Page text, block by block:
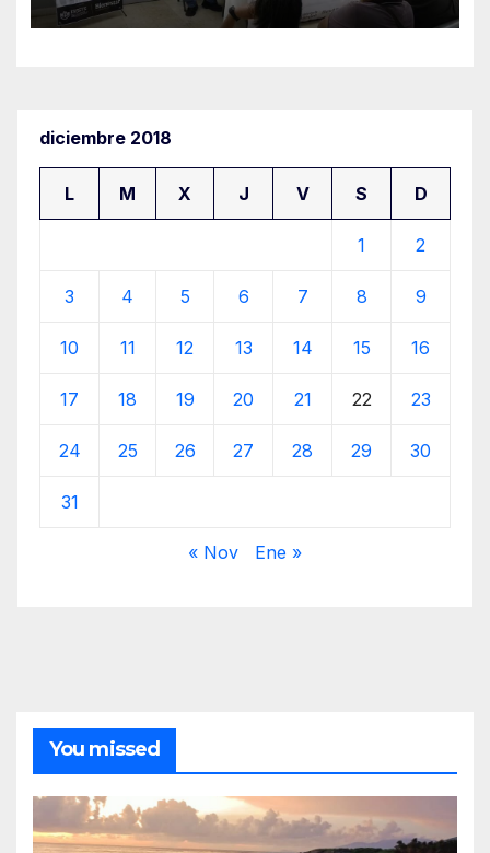
diciembre 2018
L M X J V S D
1 2
3 4 5 6 7 8 9
10 11 12 13 14 15 16
17 18 19 20 21 22 23
24 25 26 27 28 29 30
31
« Nov Ene »
You missed